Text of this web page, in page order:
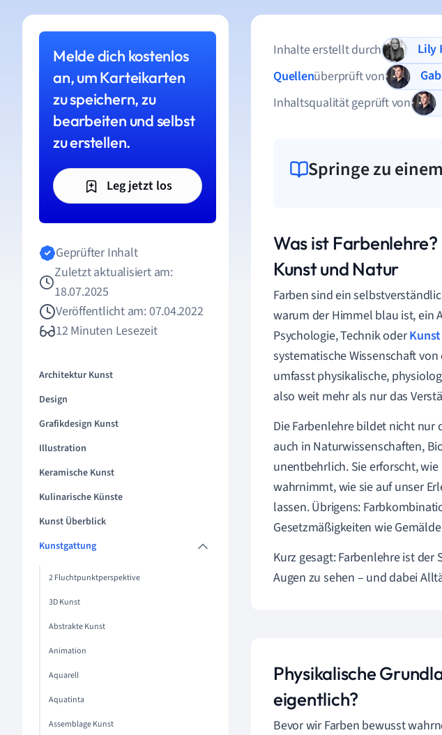
Melde dich kostenlos
an, um Karteikarten
zu speichern, zu
bearbeiten und selbst
zu erstellen.
Leg jetzt los
Geprüfter Inhalt
Zuletzt aktualisiert am:
18.07.2025
Veröffentlicht am: 07.04.2022
12 Minuten Lesezeit
Architektur Kunst
Design
Grafikdesign Kunst
Illustration
Keramische Kunst
Kulinarische Künste
Kunst Überblick
Kunstgattung
2 Fluchtpunktperspektive
3D Kunst
Abstrakte Kunst
Animation
Aquarell
Aquatinta
Assemblage Kunst
Inhalte erstellt durch
Quellenüberprüft von
Inhaltsqualität geprüft von
Springe zu
Was ist
Kunst und Natur
Farben sind ein
warum der Himmel blau ist, ein
Psychologie, Technik oderKunst
systematische Wissenschaft
umfasst physikalische,
also weit mehr als nur das
Die Farbenlehre bildet nicht nur
auch in Naturwissenschaften,
unentbehrlich. Sie erforscht,
wahrnimmt, wie sie auf unser
lassen. Übrigens:
Gesetzmäßigkeiten wie
Kurz gesagt: Farbenlehre ist
Augen zu sehen – und dabei
Physikalische
eigentlich?
Bevor wir Farben bewusst